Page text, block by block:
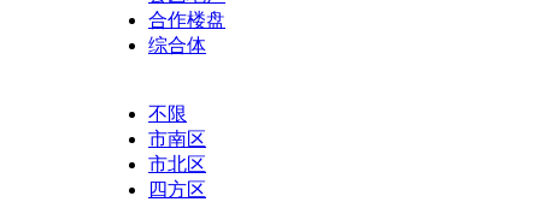
合作楼盘
综合体
不限
市南区
市北区
四方区